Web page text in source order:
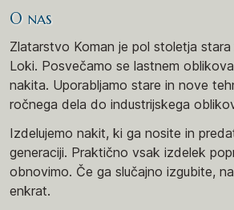
O nas
Zlatarstvo Koman je pol stoletja
Loki. Posvečamo se lastnem
nakita. Uporabljamo stare in nove
ročnega dela do industrijskega
Izdelujemo nakit, ki ga nosite in
generaciji. Praktično vsak izdelek
obnovimo. Če ga slučajno izgubite,
enkrat.